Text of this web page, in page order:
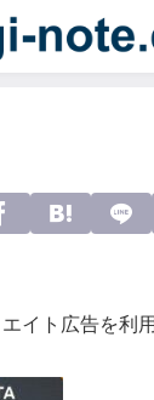
イト広告を利